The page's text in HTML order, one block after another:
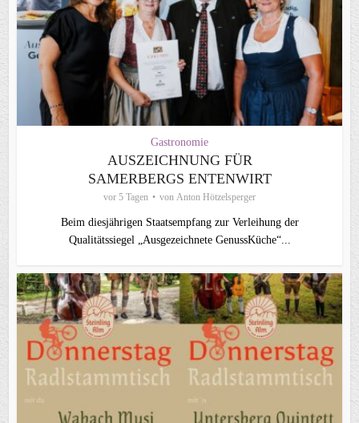
Gastronomie
AUSZEICHNUNG FÜR
SAMERBERGS ENTENWIRT
vor 5 Tagen von Anton Hötzelsperger
Beim diesjährigen Staatsempfang zur Verleihung der
Qualitätssiegel „Ausgezeichnete GenussKüche“...